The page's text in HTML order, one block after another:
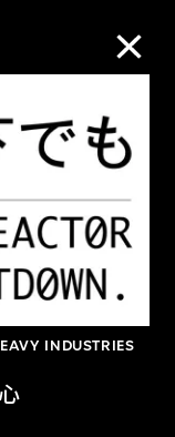
INDUSTRIES
搜索
世纪视觉